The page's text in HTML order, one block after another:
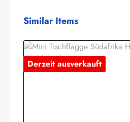
Produktgalerie überspringen
Similar Items
Derzeit ausverkauft